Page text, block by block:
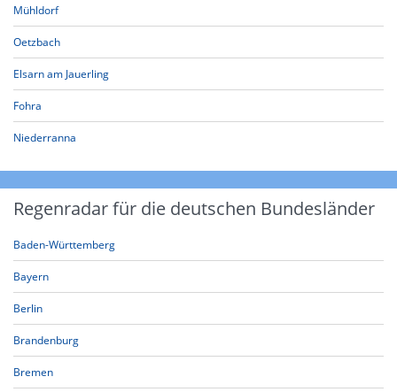
Mühldorf
Oetzbach
Elsarn am Jauerling
Fohra
Niederranna
Regenradar für die deutschen Bundesländer
Baden-Württemberg
Bayern
Berlin
Brandenburg
Bremen